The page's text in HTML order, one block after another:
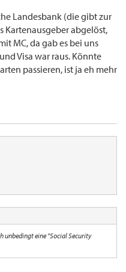
Landesbank (die gibt zur
Kartenausgeber abgelöst,
MC, da gab es bei uns
Visa war raus. Könnte
passieren, ist ja eh mehr
unbedingt eine "Social Security